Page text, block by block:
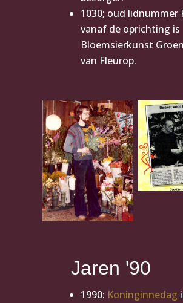
1030; oud lidnummer
vanaf de oprichting is
Bloemsierkunst
van Fleurop.
Jaren '90
1990: Koninginnedag